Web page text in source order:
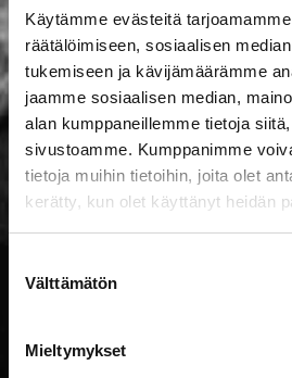
Käytämme evästeitä
räätälöimiseen, sosiaalisen
tukemiseen ja kävijämäärämme
jaamme sosiaalisen median,
alan kumppaneillemme tietoja
sivustoamme. Kumppanimme
tietoja muihin tietoihin, joita olet
kerätty, kun olet käyttänyt heidän
valinta
Välttämätön
Mieltymykset